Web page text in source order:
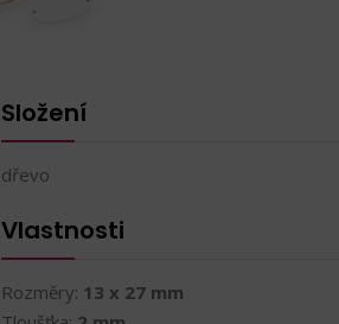
Složení
dřevo
Vlastnosti
Rozměry: 13 x 27 mm